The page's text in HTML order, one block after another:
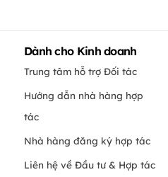
Dành cho Kinh doanh
Trung tâm hỗ trợ Đối tác
Hướng dẫn nhà hàng hợp
tác
Nhà hàng đăng ký hợp tác
Liên hệ về Đầu tư & Hợp tác